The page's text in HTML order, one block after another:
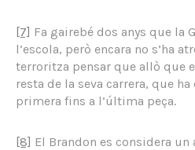
[7] Fa gairebé dos anys que la
l’escola, però encara no s’ha
terroritza pensar que allò que
resta de la seva carrera, que
primera fins a l’última peça.
[8] El Brandon es considera